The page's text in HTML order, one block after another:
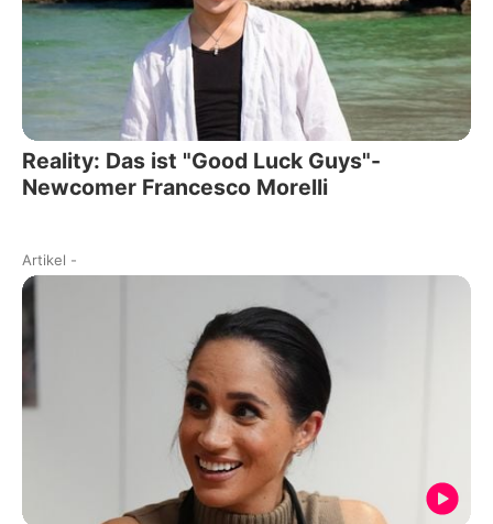
Reality: Das ist "Good Luck Guys"-
Newcomer Francesco Morelli
Artikel -